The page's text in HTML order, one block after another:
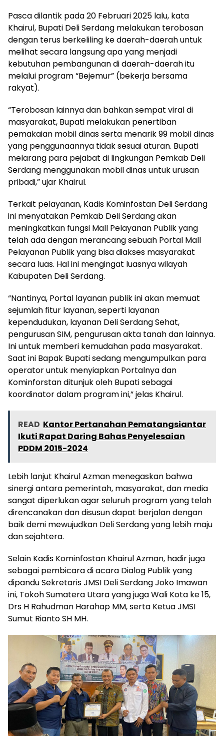
Pasca dilantik pada 20 Februari 2025 lalu, kata
Khairul, Bupati Deli Serdang melakukan terobosan
dengan terus berkeliling ke daerah-daerah untuk
melihat secara langsung apa yang menjadi
kebutuhan pembangunan di daerah-daerah itu
melalui program “Bejemur” (bekerja bersama
rakyat).
“Terobosan lainnya dan bahkan sempat viral di
masyarakat, Bupati melakukan penertiban
pemakaian mobil dinas serta menarik 99 mobil dinas
yang penggunaannya tidak sesuai aturan. Bupati
melarang para pejabat di lingkungan Pemkab Deli
Serdang menggunakan mobil dinas untuk urusan
pribadi,” ujar Khairul.
Terkait pelayanan, Kadis Kominfostan Deli Serdang
ini menyatakan Pemkab Deli Serdang akan
meningkatkan fungsi Mall Pelayanan Publik yang
telah ada dengan merancang sebuah Portal Mall
Pelayanan Publik yang bisa diakses masyarakat
secara luas. Hal ini mengingat luasnya wilayah
Kabupaten Deli Serdang.
“Nantinya, Portal layanan publik ini akan memuat
sejumlah fitur layanan, seperti layanan
kependudukan, layanan Deli Serdang Sehat,
pengurusan SIM, pengurusan akta tanah dan lainnya.
Ini untuk memberi kemudahan pada masyarakat.
Saat ini Bapak Bupati sedang mengumpulkan para
operator untuk menyiapkan Portalnya dan
Kominforstan ditunjuk oleh Bupati sebagai
koordinator dalam program ini,” jelas Khairul.
READ Kantor Pertanahan Pematangsiantar
Ikuti Rapat Daring Bahas Penyelesaian
PDDM 2015-2024
Lebih lanjut Khairul Azman menegaskan bahwa
sinergi antara pemerintah, masyarakat, dan media
sangat diperlukan agar seluruh program yang telah
direncanakan dan disusun dapat berjalan dengan
baik demi mewujudkan Deli Serdang yang lebih maju
dan sejahtera.
Selain Kadis Kominfostan Khairul Azman, hadir juga
sebagai pembicara di acara Dialog Publik yang
dipandu Sekretaris JMSI Deli Serdang Joko Imawan
ini, Tokoh Sumatera Utara yang juga Wali Kota ke 15,
Drs H Rahudman Harahap MM, serta Ketua JMSI
Sumut Rianto SH MH.